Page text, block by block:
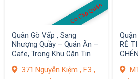
Có Clip Quán
Quân Gò Vấp , Sang
Nhượng Quầy – Quán Ăn –
Cafe, Trong Khu Căn Tin
371 Nguyễn Kiệm , F.3 ,
Quận
RẺ